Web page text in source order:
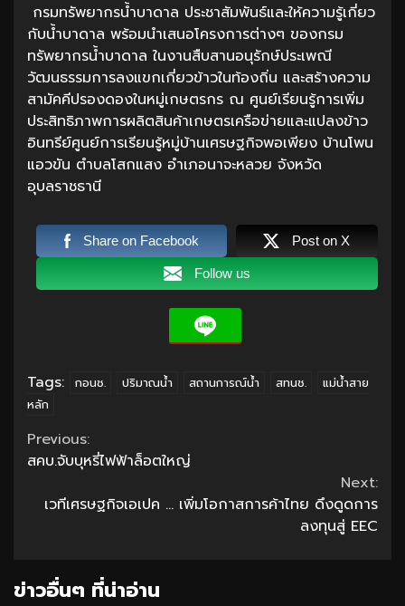
กรมทรัพยากรน้ำบาดาล ประชาสัมพันธ์และให้ความรู้เกี่ยว
กับน้ำบาดาล พร้อมนำเสนอโครงการต่างๆ ของกรม
ทรัพยากรน้ำบาดาล ในงานสืบสานอนุรักษ์ประเพณี
วัฒนธรรมการลงแขกเกี่ยวข้าวในท้องถิ่น และสร้างความ
สามัคคีปรองดองในหมู่เกษตรกร ณ ศูนย์เรียนรู้การเพิ่ม
ประสิทธิภาพการผลิตสินค้าเกษตรเครือข่ายและแปลงข้าว
อินทรีย์ศูนย์การเรียนรู้หมู่บ้านเศรษฐกิจพอเพียง บ้านโพน
แอวขัน ตำบลโสกแสง อำเภอนาจะหลวย จังหวัด
อุบลราชธานี
Share on Facebook Post on X
Follow us
Tags: กอนช. ปริมาณน้ำ สถานการณ์น้ำ สทนช.
แม่น้ำสาย
หลัก
Continue
Reading
Previous:
สคบ.จับบุหรี่ไฟฟ้าล็อตใหญ่
Next:
เวทีเศรษฐกิจเอเปค … เพิ่มโอกาสการค้าไทย ดึงดูดการ
ลงทุนสู่ EEC
ข่าวอื่นๆ ที่น่าอ่าน